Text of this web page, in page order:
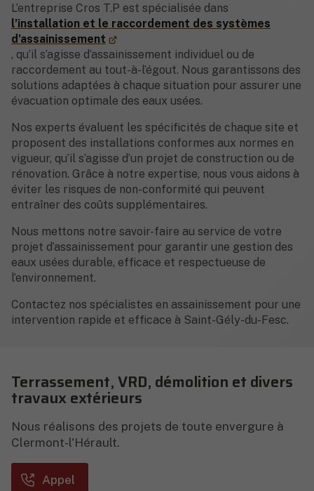
L’entreprise Cros T.P est spécialisée dans
l’installation et le raccordement des systèmes
d’assainissement
, qu’il s’agisse d’assainissement individuel ou de
raccordement au tout-à-l’égout. Nous garantissons des
solutions adaptées à chaque situation pour assurer une
évacuation optimale des eaux usées.
Nos experts évaluent les spécificités de chaque site et
proposent des installations conformes aux normes en
vigueur, qu’il s’agisse d’un projet de construction ou de
rénovation. Grâce à notre expertise, nous vous aidons à
éviter les risques de non-conformité qui peuvent
entraîner des coûts supplémentaires.
Nous mettons notre savoir-faire au service de votre
projet d’assainissement pour garantir une gestion des
eaux usées durable, efficace et respectueuse de
l’environnement.
Contactez nos spécialistes en assainissement pour une
intervention rapide et efficace à Saint-Gély-du-Fesc.
Terrassement, VRD, démolition et divers
travaux extérieurs
Nous réalisons des projets de toute envergure à
Clermont-l'Hérault.
Appel